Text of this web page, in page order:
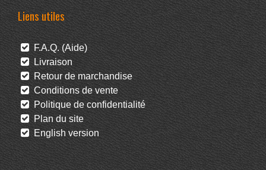
Liens utiles
F.A.Q. (Aide)
Livraison
Retour de marchandise
Conditions de vente
Politique de confidentialité
Plan du site
English version